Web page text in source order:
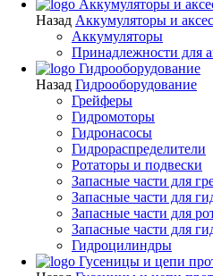
Аккумуляторы и
Назад Аккумуляторы и
Аккумуляторы
Принадлежности для
Гидрооборудование
Назад Гидрооборудование
Грейферы
Гидромоторы
Гидронасосы
Гидрораспределители
Ротаторы и подвески
Запасные части для
Запасные части для
Запасные части для
Запасные части для
Гидроцилиндры
Гусеницы и цепи